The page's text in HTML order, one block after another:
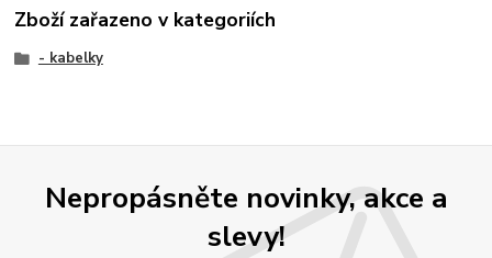
Zboží zařazeno v kategoriích
- kabelky
Nepropásněte novinky, akce a
slevy!